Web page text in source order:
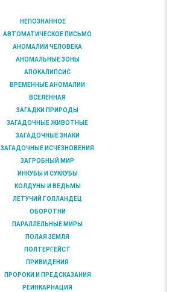
НЕПОЗНАННОЕ
АВТОМАТИЧЕСКОЕ ПИСЬМО
АНОМАЛИИ ЧЕЛОВЕКА
АНОМАЛЬНЫЕ ЗОНЫ
АПОКАЛИПСИС
ВРЕМЕННЫЕ АНОМАЛИИ
ВСЕЛЕННАЯ
ЗАГАДКИ ПРИРОДЫ
ЗАГАДОЧНЫЕ ЖИВОТНЫЕ
ЗАГАДОЧНЫЕ ЗНАКИ
ЗАГАДОЧНЫЕ ИСЧЕЗНОВЕНИЯ
ЗАГРОБНЫЙ МИР
ИНКУБЫ И СУККУБЫ
КОЛДУНЫ И ВЕДЬМЫ
ЛЕТУЧИЙ ГОЛЛАНДЕЦ
ОБОРОТНИ
ПАРАЛЛЕЛЬНЫЕ МИРЫ
ПОЛАЯ ЗЕМЛЯ
ПОЛТЕРГЕЙСТ
ПРИВИДЕНИЯ
ПРОРОКИ И ПРЕДСКАЗАНИЯ
РЕИНКАРНАЦИЯ